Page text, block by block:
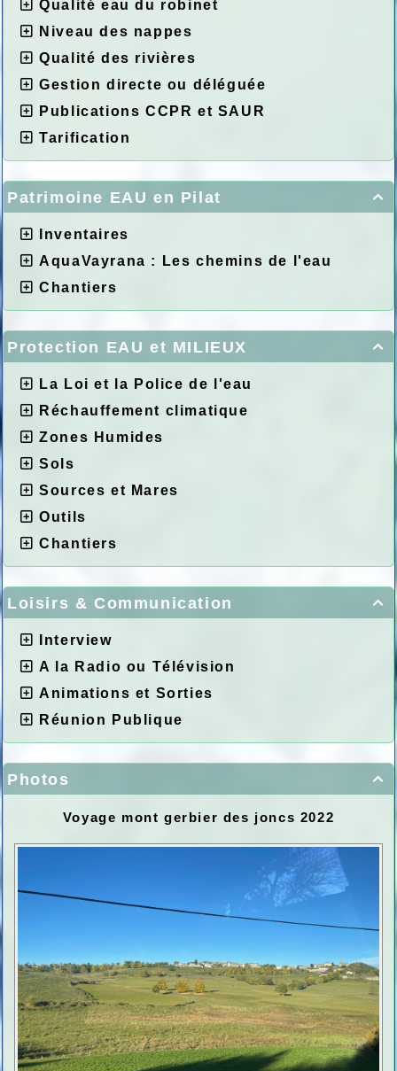
Qualité eau du robinet
Niveau des nappes
Qualité des rivières
Gestion directe ou déléguée
Publications CCPR et SAUR
Tarification

Patrimoine EAU en Pilat
Inventaires
AquaVayrana : Les chemins de l'eau
Chantiers

Protection EAU et MILIEUX
La Loi et la Police de l'eau
Réchauffement climatique
Zones Humides
Sols
Sources et Mares
Outils
Chantiers

Loisirs & Communication
Interview
A la Radio ou Télévision
Animations et Sorties
Réunion Publique

Photos
Voyage mont gerbier des joncs 2022